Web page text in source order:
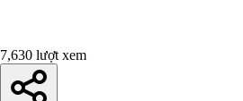
7,630 lượt xem